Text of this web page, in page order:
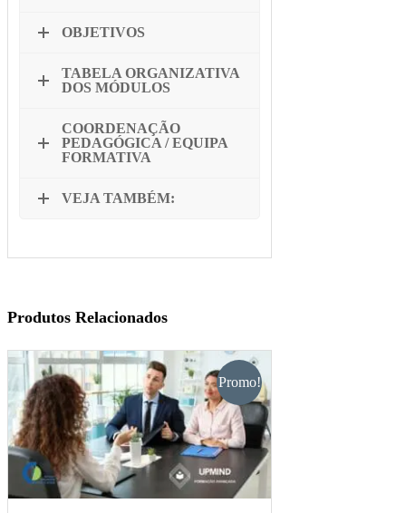
OBJETIVOS
TABELA ORGANIZATIVA
DOS MÓDULOS
COORDENAÇÃO
PEDAGÓGICA / EQUIPA
FORMATIVA
VEJA TAMBÉM:
Produtos Relacionados
Promo!